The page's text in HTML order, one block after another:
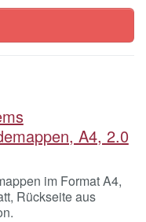
A4, 2.0
im Format A4,
Rückseite aus